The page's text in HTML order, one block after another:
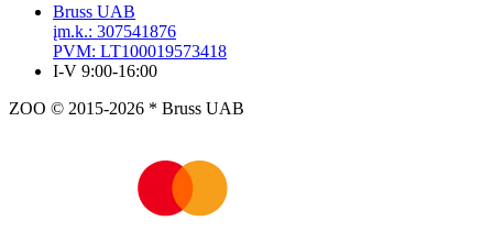
Bruss UAB
įm.k.: 307541876
PVM: LT100019573418
I-V 9:00-16:00
ZOO © 2015-2026 * Bruss UAB